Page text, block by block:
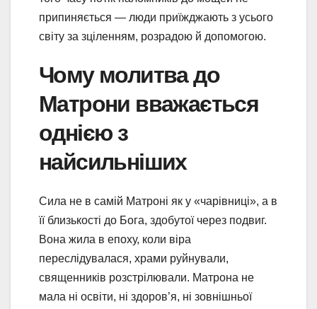
припиняється — люди приїжджають з усього
світу за зціленням, розрадою й допомогою.
Чому молитва до
Матрони вважається
однією з
найсильніших
Сила не в самій Матроні як у «чарівниці», а в
її близькості до Бога, здобутої через подвиг.
Вона жила в епоху, коли віра
переслідувалася, храми руйнували,
священників розстрілювали. Матрона не
мала ні освіти, ні здоров’я, ні зовнішньої